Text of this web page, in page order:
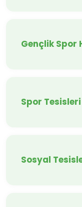
Gençlik Spor
Spor Tesisleri
Sosyal